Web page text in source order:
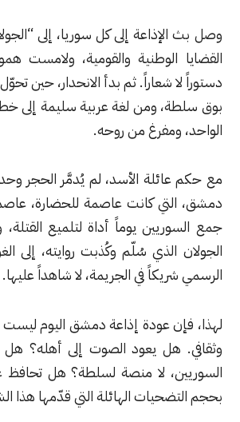
إلى كل سوريا، إلى “الجولان”،
الوطنية والقومية، ولامست هموم الناس
شعاراً. ثم بدأ الانحدار، حين تحوّل الإعلام
ومن لغة عربية سليمة إلى خطاب
ومفرغ من روحه.
الأسد، لم يُدمَّر الحجر وحده، بل
كانت عاصمة للحضارة، عاصمة للقهر
يوماً أداة لتلميع القتلة، وتبرير
الذي سُلّم وكُذبت روايته، إلى الغوطتين
في الجريمة، لا شاهداً عليها.
عودة إذاعة دمشق اليوم ليست عودة
هل يعود الصوت إلى أهله؟ هل تستعيد
لا منصة لسلطة؟ هل تحافظ على إرثها
الهائلة التي قدّمها هذا الشعب؟